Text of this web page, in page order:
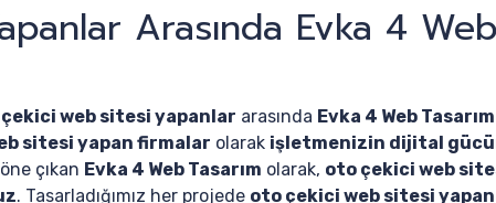
Arasında Evka 4 Web
web sitesi yapanlar arasında Evka 4 Web Tasarım
sitesi yapan firmalar olarak işletmenizin dijital
çıkan Evka 4 Web Tasarım olarak, oto çekici web
. Tasarladığımız her projede oto çekici web sitesi